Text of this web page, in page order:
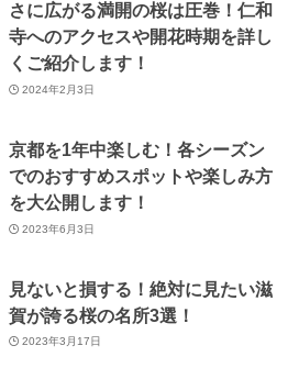
さに広がる満開の桜は圧巻！仁和
寺へのアクセスや開花時期を詳し
くご紹介します！
2024年2月3日
京都を1年中楽しむ！各シーズン
でのおすすめスポットや楽しみ方
を大公開します！
2023年6月3日
見ないと損する！絶対に見たい滋
賀が誇る桜の名所3選！
2023年3月17日